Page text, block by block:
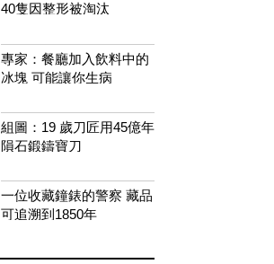
40隻因整形被淘汰
專家：餐廳加入飲料中的
冰塊 可能讓你生病
組圖：19 歲刀匠用45億年
隕石鍛鑄寶刀
一位收藏鐘錶的警察 藏品
可追溯到1850年